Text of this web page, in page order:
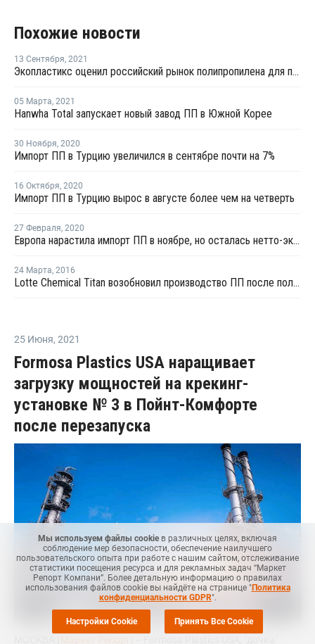
Похожие новости
13 Сентября, 2021
Экопластикс оценил российский рынок полипропилена для производства гофротруб
05 Марта, 2021
Hanwha Total запускает новый завод ПП в Южной Корее
30 Ноября, 2020
Импорт ПП в Турцию увеличился в сентябре почти на 7%
16 Октября, 2020
Импорт ПП в Турцию вырос в августе более чем на четверть
27 Февраля, 2020
Европа нарастила импорт ПП в ноябре, но осталась нетто-экспортером материала
24 Марта, 2016
Lotte Chemical Titan возобновил производство ПП после поломки
25 Июня, 2021
Formosa Plastics USA наращивает
загрузку мощностей на крекинг-
установке № 3 в Пойнт-Комфорте
после перезапуска
Мы используем файлы cookie в различных целях, включая
соблюдение мер безопасности, обеспечение наилучшего
пользовательского опыта при работе с нашим сайтом, отслеживание
статистики посещения ресурса и для рекламных задач “Маркет
Репорт Компани”. Более детальную информацию о правилах
использования файлов cookie вы найдёте на странице "Политика
конфиденциальности GDPR".
Настройки Cookie Принять Все Cookie